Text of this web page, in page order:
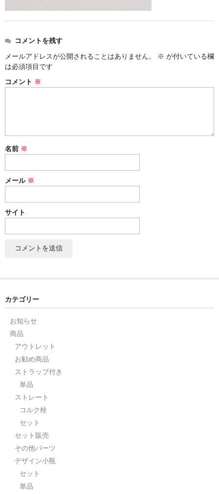
ふた付き
単品
セット
デザイン小瓶
パーツ
お問い合わせ
コメントを残す
メールアドレスが公開されることはありません。
※ が付いている欄
は必須項目です
コメント ※
名前 ※
メール ※
サイト
カテゴリー
お知らせ
商品
アウトレット
お勧め商品
ストラップ付き
単品
ストレート
コルク栓
セット
セット販売
その他パーツ
デザイン小瓶
セット
単品